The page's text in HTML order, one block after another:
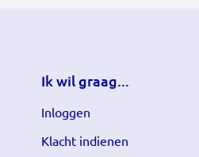
Ik wil graag...
Inloggen
Klacht indienen